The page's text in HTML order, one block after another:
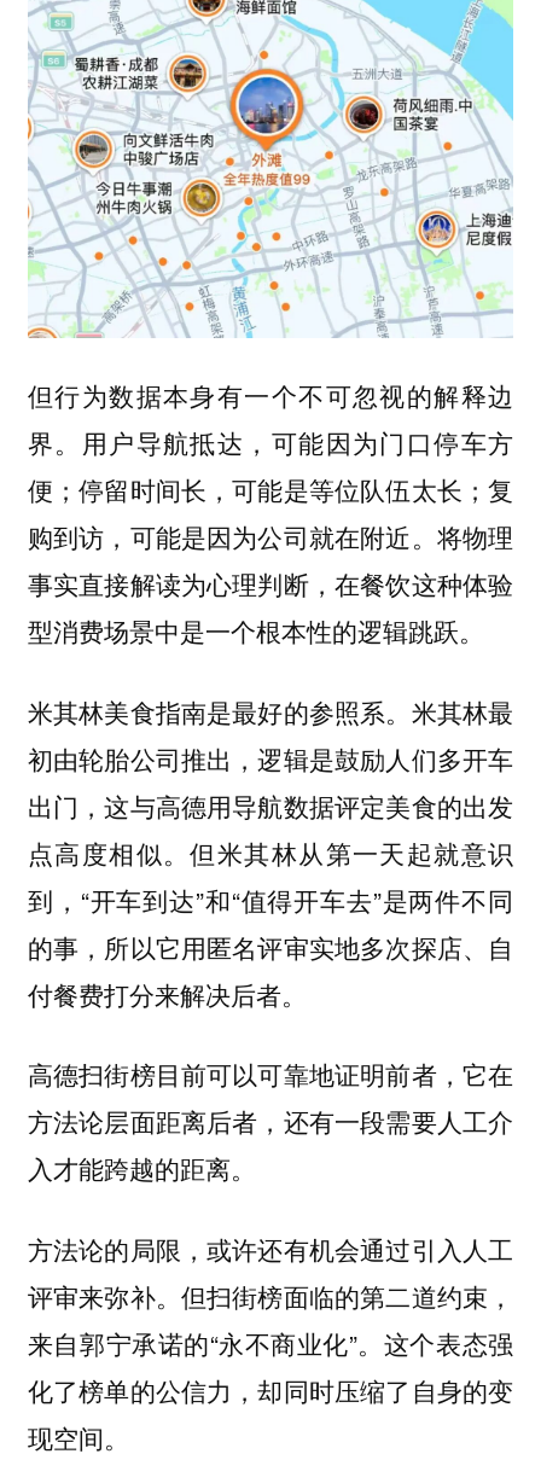
但行为数据本身有一个不可忽视的解释边
界。用户导航抵达，可能因为门口停车方
便；停留时间长，可能是等位队伍太长；复
购到访，可能是因为公司就在附近。将物理
事实直接解读为心理判断，在餐饮这种体验
型消费场景中是一个根本性的逻辑跳跃。
米其林美食指南是最好的参照系。米其林最
初由轮胎公司推出，逻辑是鼓励人们多开车
出门，这与高德用导航数据评定美食的出发
点高度相似。但米其林从第一天起就意识
到，“开车到达”和“值得开车去”是两件不同
的事，所以它用匿名评审实地多次探店、自
付餐费打分来解决后者。
高德扫街榜目前可以可靠地证明前者，它在
方法论层面距离后者，还有一段需要人工介
入才能跨越的距离。
方法论的局限，或许还有机会通过引入人工
评审来弥补。但扫街榜面临的第二道约束，
来自郭宁承诺的“永不商业化”。 这个表态强
化了榜单的公信力，却同时压缩了自身的变
现空间。